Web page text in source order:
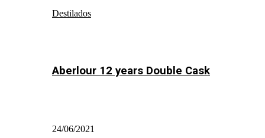
Destilados
Aberlour 12 years Double Cask
24/06/2021